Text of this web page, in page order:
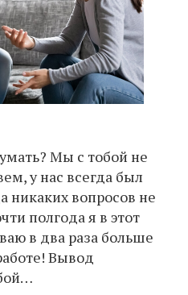
Мы с тобой не
у нас всегда был
вопросов не
полгода я в этот
в два раза больше
Вывод